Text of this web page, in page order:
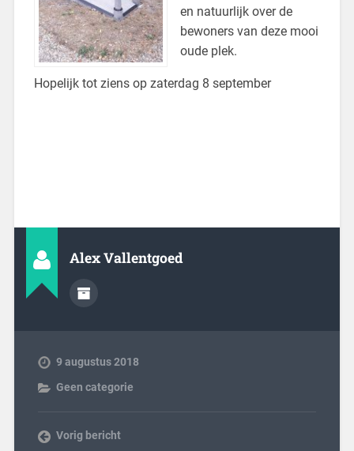
en natuurlijk over de
bewoners van deze mooi
oude plek.
Hopelijk tot ziens op zaterdag 8 september
Alex Vallentgoed
9 augustus 2018
Geen categorie
Vorig bericht